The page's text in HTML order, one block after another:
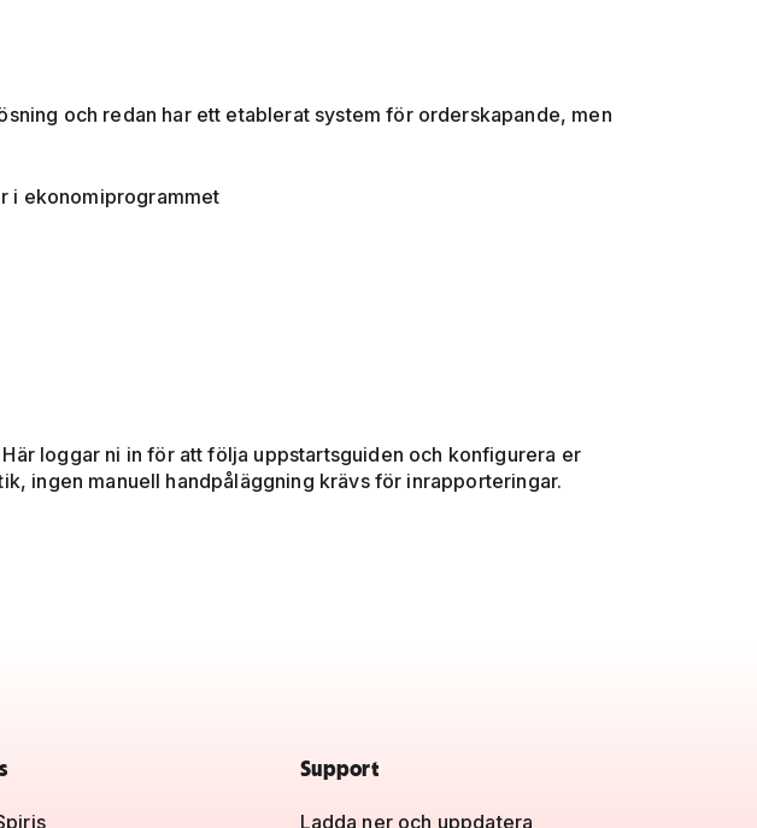
och redan har ett etablerat system för orderskapande, men
i ekonomiprogrammet
loggar ni in för att följa uppstartsguiden och konfigurera er
ingen manuell handpåläggning krävs för inrapporteringar.
Support
Ladda ner och uppdatera